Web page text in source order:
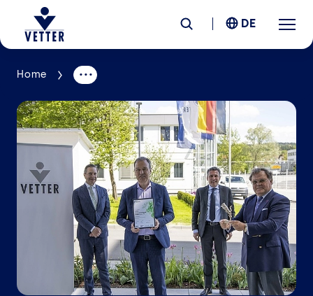
Unternehmen
Verantwortung
Services
Standorte
News &Insights
Karriere
DE
Home